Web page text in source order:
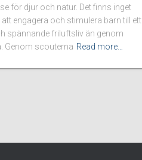
för djur och natur. Det finns inget
att engagera och stimulera barn till ett
spännande friluftsliv än genom
Genom scouterna Read more…